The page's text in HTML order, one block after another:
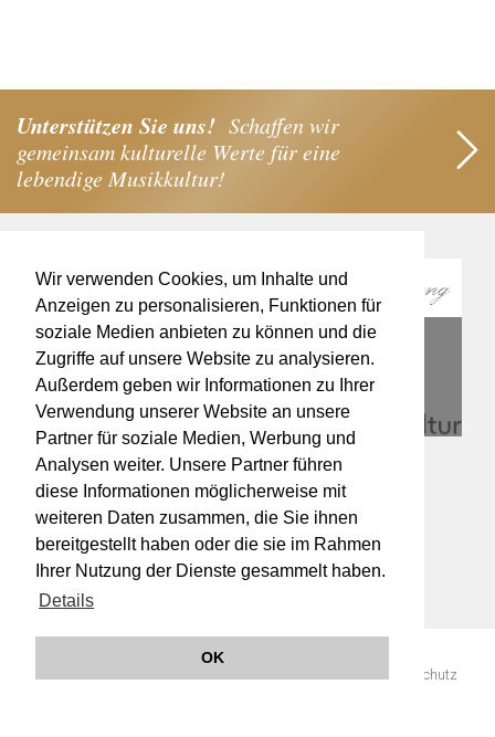
Wir verwenden Cookies, um Inhalte und
Anzeigen zu personalisieren, Funktionen für
soziale Medien anbieten zu können und die
Zugriffe auf unsere Website zu analysieren.
Außerdem geben wir Informationen zu Ihrer
Verwendung unserer Website an unsere
Partner für soziale Medien, Werbung und
Analysen weiter. Unsere Partner führen
diese Informationen möglicherweise mit
weiteren Daten zusammen, die Sie ihnen
bereitgestellt haben oder die sie im Rahmen
Ihrer Nutzung der Dienste gesammelt haben.
Details
OK
Unterstützen Sie uns! Schaffen wir
gemeinsam kulturelle Werte für eine
lebendige Musikkultur!
Datenschutz